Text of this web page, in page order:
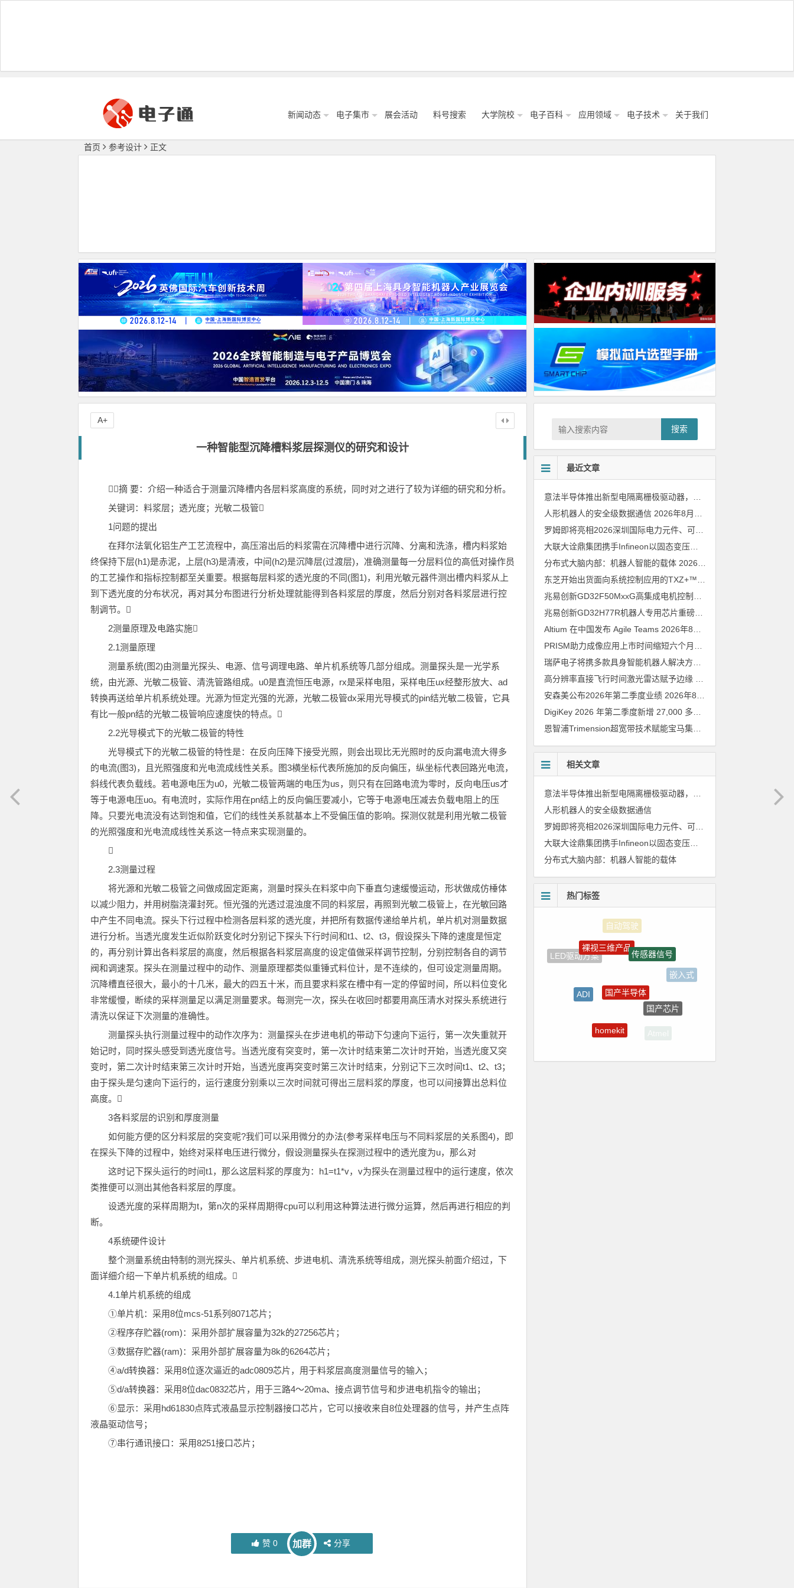
新闻动态 电子集市 展会活动 料号搜索 大学院校 电子百科 应用领域 电子技术 关于我们
首页 参考设计 正文
一种智能型沉降槽料浆层探测仪的研究和设计
摘 要：介绍一种适合于测量沉降槽内各层料浆高度的系统，同时对之进行了较为详细的研究和分析。
关键词：料浆层；透光度；光敏二极管
1问题的提出
在拜尔法氧化铝生产工艺流程中，高压溶出后的料浆需在沉降槽中进行沉降、分离和洗涤，槽内料浆始
终保持下层(h1)是赤泥，上层(h3)是清液，中间(h2)是沉降层(过渡层)，准确测量每一分层料位的高低对操作员
的工艺操作和指标控制都至关重要。根据每层料浆的透光度的不同(图1)，利用光敏元器件测出槽内料浆从上
到下透光度的分布状况，再对其分布图进行分析处理就能得到各料浆层的厚度，然后分别对各料浆层进行控
制调节。
2测量原理及电路实施
2.1测量原理
测量系统(图2)由测量光探头、电源、信号调理电路、单片机系统等几部分组成。测量探头是一光学系
统，由光源、光敏二极管、清洗管路组成。u0是直流恒压电源，rx是采样电阻，采样电压ux经整形放大、ad
转换再送给单片机系统处理。光源为恒定光强的光源，光敏二极管dx采用光导模式的pin结光敏二极管，它具
有比一般pn结的光敏二极管响应速度快的特点。
2.2光导模式下的光敏二极管的特性
光导模式下的光敏二极管的特性是：在反向压降下接受光照，则会出现比无光照时的反向漏电流大得多
的电流(图3)，且光照强度和光电流成线性关系。图3横坐标代表所施加的反向偏压，纵坐标代表回路光电流，
斜线代表负载线。若电源电压为u0，光敏二极管两端的电压为us，则只有在回路电流为零时，反向电压us才
等于电源电压uo。有电流时，实际作用在pn结上的反向偏压要减小，它等于电源电压减去负载电阻上的压
降。只要光电流没有达到饱和值，它们的线性关系就基本上不受偏压值的影响。探测仪就是利用光敏二极管
的光照强度和光电流成线性关系这一特点来实现测量的。

2.3测量过程
将光源和光敏二极管之间做成固定距离，测量时探头在料浆中向下垂直匀速缓慢运动，形状做成仿棰体
以减少阻力，并用树脂浇灌封死。恒光强的光透过混浊度不同的料浆层，再照到光敏二极管上，在光敏回路
中产生不同电流。探头下行过程中检测各层料浆的透光度，并把所有数据传递给单片机，单片机对测量数据
进行分析。当透光度发生近似阶跃变化时分别记下探头下行时间和t1、t2、t3，假设探头下降的速度是恒定
的，再分别计算出各料浆层的高度，然后根据各料浆层高度的设定值做采样调节控制，分别控制各自的调节
阀和调速泵。探头在测量过程中的动作、测量原理都类似重锤式料位计，是不连续的，但可设定测量周期。
沉降槽直径很大，最小的十几米，最大的四五十米，而且要求料浆在槽中有一定的停留时间，所以料位变化
非常缓慢，断续的采样测量足以满足测量要求。每测完一次，探头在收回时都要用高压清水对探头系统进行
清洗以保证下次测量的准确性。
测量探头执行测量过程中的动作次序为：测量探头在步进电机的带动下匀速向下运行，第一次失重就开
始记时，同时探头感受到透光度信号。当透光度有突变时，第一次计时结束第二次计时开始，当透光度又突
变时，第二次计时结束第三次计时开始，当透光度再突变时第三次计时结束，分别记下三次时间t1、t2、t3；
由于探头是匀速向下运行的，运行速度分别乘以三次时间就可得出三层料浆的厚度，也可以间接算出总料位
高度。
3各料浆层的识别和厚度测量
如何能方便的区分料浆层的突变呢?我们可以采用微分的办法(参考采样电压与不同料浆层的关系图4)，即
在探头下降的过程中，始终对采样电压进行微分，假设测量探头在探测过程中的透光度为u，那么对
这时记下探头运行的时间t1，那么这层料浆的厚度为：h1=t1*v，v为探头在测量过程中的运行速度，依次
类推便可以测出其他各料浆层的厚度。
设透光度的采样周期为t，第n次的采样周期得cpu可以利用这种算法进行微分运算，然后再进行相应的判
断。
4系统硬件设计
整个测量系统由特制的测光探头、单片机系统、步进电机、清洗系统等组成，测光探头前面介绍过，下
面详细介绍一下单片机系统的组成。
4.1单片机系统的组成
①单片机：采用8位mcs-51系列8071芯片；
②程序存贮器(rom)：采用外部扩展容量为32k的27256芯片；
③数据存贮器(ram)：采用外部扩展容量为8k的6264芯片；
④a/d转换器：采用8位逐次逼近的adc0809芯片，用于料浆层高度测量信号的输入；
⑤d/a转换器：采用8位dac0832芯片，用于三路4～20ma、接点调节信号和步进电机指令的输出；
⑥显示：采用hd61830点阵式液晶显示控制器接口芯片，它可以接收来自8位处理器的信号，并产生点阵
液晶驱动信号；
⑦串行通讯接口：采用8251接口芯片；
赞0 加群 分享
A+
搜索
最近文章
人形机器人的安全级数据通信 2026年8月8日
罗姆即将亮相2026深圳国际电力元件、可再生能源管理展览会暨研讨会
大联大诠鼎集团携手Infineon以固态变压器重构配电效率新标杆
分布式大脑内部：机器人智能的载体 2026年8月6日
兆易创新GD32H77R机器人专用芯片重磅亮相，精准赋能伺服驱动与关节控制
Altium 在中国发布 Agile Teams 2026年8月6日
安森美公布2026年第二季度业绩 2026年8月6日
恩智浦Trimension超宽带技术赋能宝马集团Digital Key Plus及生命体存在检测功能
相关文章
人形机器人的安全级数据通信
罗姆即将亮相2026深圳国际电力元件、可再生能源管理展览会暨研讨会
大联大诠鼎集团携手Infineon以固态变压器重构配电效率新标杆
分布式大脑内部：机器人智能的载体
热门标签
LED驱动方案
裸视三维产品
传感器信号
嵌入式
国产芯片
ZigBee